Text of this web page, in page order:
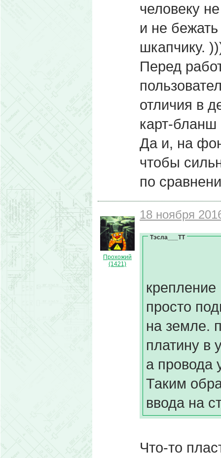
человеку
и не
шкапчику.
Перед
отличия в
карт-
Да и, на
чтобы
по
Прохожий
(1421)
18 ноября
Тэсла___ТТ
просто
на земле.
платину в
а провода
Таким
ввода на
Что-то